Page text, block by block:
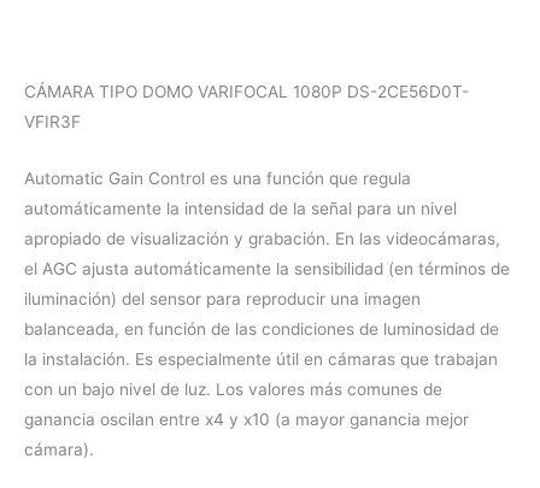
CÁMARA TIPO DOMO VARIFOCAL 1080P DS-2CE56D0T-
VFIR3F
Automatic Gain Control es una función que regula
automáticamente la intensidad de la señal para un nivel
apropiado de visualización y grabación. En las videocámaras,
el AGC ajusta automáticamente la sensibilidad (en términos de
iluminación) del sensor para reproducir una imagen
balanceada, en función de las condiciones de luminosidad de
la instalación. Es especialmente útil en cámaras que trabajan
con un bajo nivel de luz. Los valores más comunes de
ganancia oscilan entre x4 y x10 (a mayor ganancia mejor
cámara).